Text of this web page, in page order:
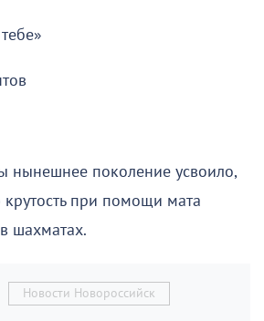
нынешнее поколение усвоило,
крутость при помощи мата
шахматах.
Новости Новороссийск